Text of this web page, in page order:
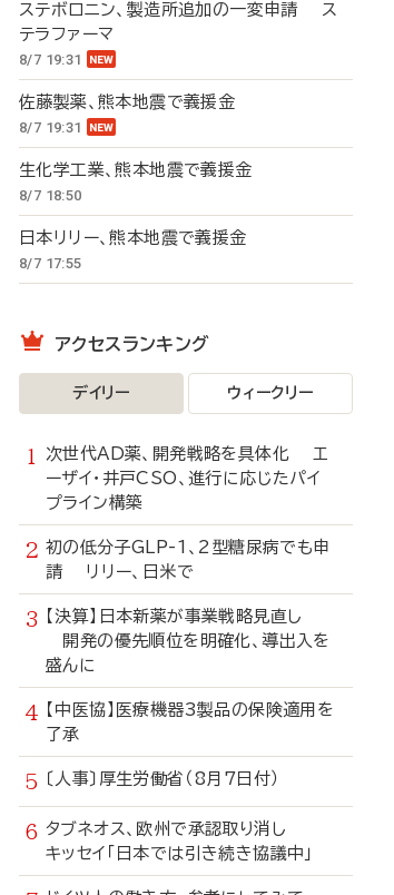
ステボロニン、製造所追加の一変申請 ス
テラファーマ
8/7 19:31
佐藤製薬、熊本地震で義援金
8/7 19:31
生化学工業、熊本地震で義援金
8/7 18:50
日本リリー、熊本地震で義援金
8/7 17:55
アクセスランキング
デイリー ウィークリー
次世代AD薬、開発戦略を具体化 エ
ーザイ・井戸CSO、進行に応じたパイ
プライン構築
初の低分子GLP-1、2型糖尿病でも申
請 リリー、日米で
【決算】日本新薬が事業戦略見直し
開発の優先順位を明確化、導出入を
盛んに
【中医協】医療機器3製品の保険適用を
了承
〔人事〕厚生労働省（8月7日付）
タブネオス、欧州で承認取り消し
キッセイ「日本では引き続き協議中」